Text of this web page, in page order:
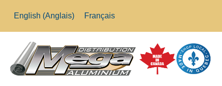
English (Anglais) Français